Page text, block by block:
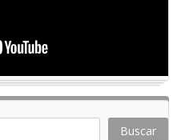
Buscar